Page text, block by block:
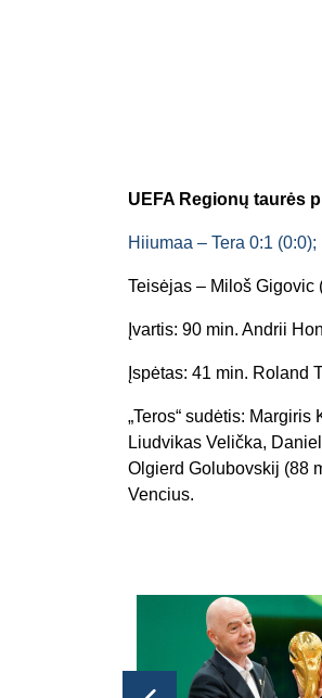
UEFA Regionų taurės
Hiiumaa – Tera 0:1 (0:0);
Teisėjas – Miloš Gigovic
Įvartis: 90 min. Andrii
Įspėtas: 41 min. Roland
„Teros“ sudėtis:
Liudvikas Velička,
Olgierd Golubovskij (88
Vencius.